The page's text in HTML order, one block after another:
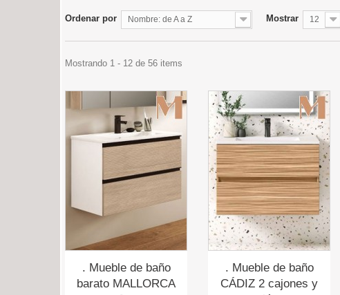
Ordenar por Nombre: de A a Z Mostrar 12
Mostrando 1 - 12 de 56 items
. Mueble de baño
barato MALLORCA
. Mueble de baño
CÁDIZ 2 cajones y